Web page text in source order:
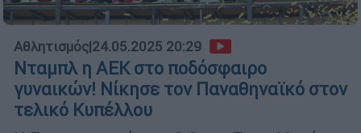
Αθλητισμός|24.05.2025 20:29
Νταμπλ η ΑΕΚ στο ποδόσφαιρο
γυναικών! Νίκησε τον Παναθηναϊκό στον
τελικό Κυπέλλου